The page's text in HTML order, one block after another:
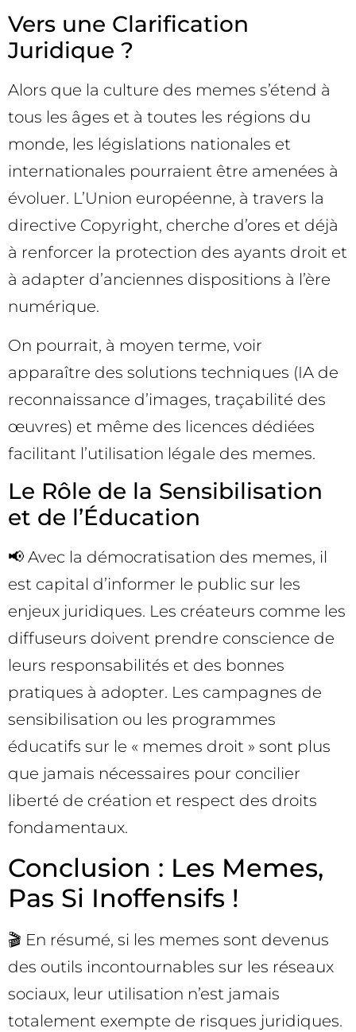
Vers une Clarification
Juridique ?
Alors que la culture des memes s’étend à
tous les âges et à toutes les régions du
monde, les législations nationales et
internationales pourraient être amenées à
évoluer. L’Union européenne, à travers la
directive Copyright, cherche d’ores et déjà
à renforcer la protection des ayants droit et
à adapter d’anciennes dispositions à l’ère
numérique.
On pourrait, à moyen terme, voir
apparaître des solutions techniques (IA de
reconnaissance d’images, traçabilité des
œuvres) et même des licences dédiées
facilitant l’utilisation légale des memes.
Le Rôle de la Sensibilisation
et de l’Éducation
📢 Avec la démocratisation des memes, il
est capital d’informer le public sur les
enjeux juridiques. Les créateurs comme les
diffuseurs doivent prendre conscience de
leurs responsabilités et des bonnes
pratiques à adopter. Les campagnes de
sensibilisation ou les programmes
éducatifs sur le « memes droit » sont plus
que jamais nécessaires pour concilier
liberté de création et respect des droits
fondamentaux.
Conclusion : Les Memes,
Pas Si Inoffensifs !
🎬 En résumé, si les memes sont devenus
des outils incontournables sur les réseaux
sociaux, leur utilisation n’est jamais
totalement exempte de risques juridiques.